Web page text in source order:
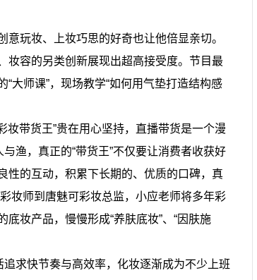
玩妆、上妆巧思的好奇也让他倍显亲切。
妆容的另类创新展现出超高接受度。节目最
大师课”，现场教学“如何用气垫打造结构感
妆带货王”贵在用心坚持，直播带货是一个漫
渔，真正的“带货王”不仅要让消费者收获好
性的互动，积累下长期的、优质的口碑，真
妆师到唐魅可彩妆总监，小应老师将多年彩
妆产品，慢慢形成“养肤底妆”、“因肤施
求快节奏与高效率，化妆逐渐成为不少上班